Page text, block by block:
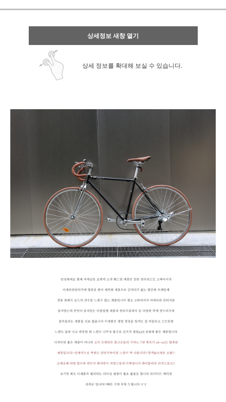
상세정보 새창 열기
상세 정보를 확대해 보실 수 있습니다.